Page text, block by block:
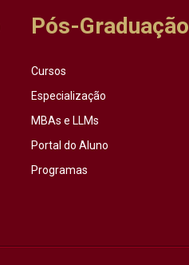
Pós-Graduação
Cursos
Especialização
MBAs e LLMs
Portal do Aluno
Programas